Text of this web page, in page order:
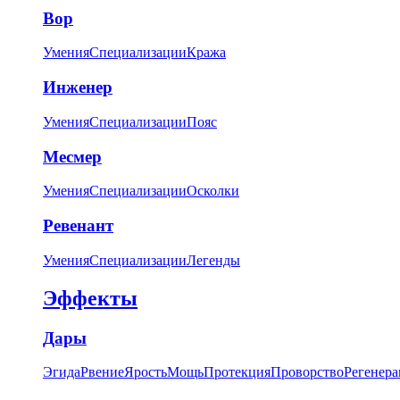
Вор
УменияСпециализацииКража
Инженер
УменияСпециализацииПояс
Месмер
УменияСпециализацииОсколки
Ревенант
УменияСпециализацииЛегенды
Эффекты
Дары
ЭгидаРвениеЯростьМощьПротекцияПроворство